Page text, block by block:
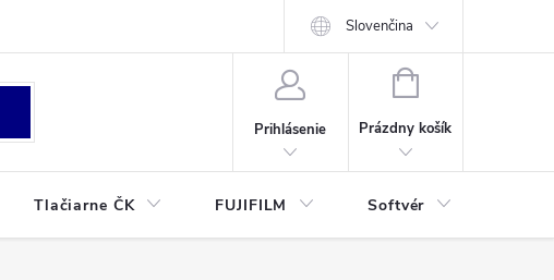
Slovenčina
Prihlásenie
NÁKUPNÝ
Prázdny košík
Tlačiarne ČK FUJIFILM Softvér